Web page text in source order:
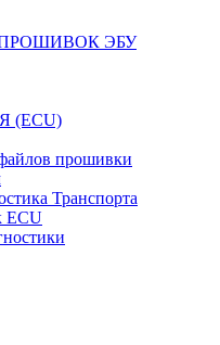
ЭБУ
(ECU)
прошивки
Транспорта
ECU